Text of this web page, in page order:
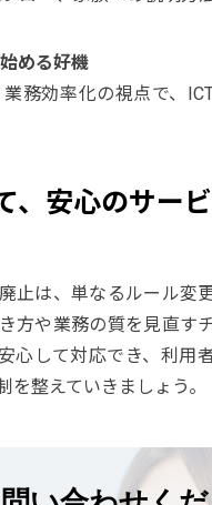
める好機
務効率化の視点で、
、安心のサー
止は、単なるルール変
方や業務の質を見直す
心して対応でき、利用
を整えていきましょう。